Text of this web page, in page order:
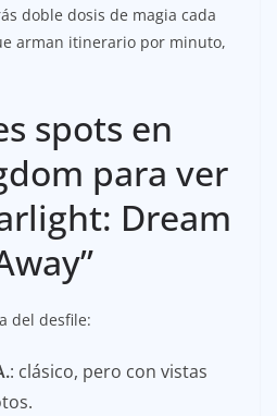
doble dosis de magia cada
arman itinerario por minuto,
spots en
para ver
Dream
del desfile:
: clásico, pero con vistas